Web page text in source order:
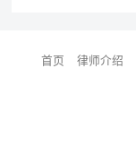
首页 律师介绍